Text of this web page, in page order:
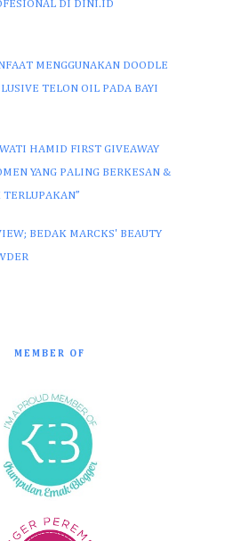
DI DINI.ID
MENGGUNAKAN DOODLE
TELON OIL PADA BAYI
HAMID FIRST GIVEAWAY
YANG PALING BERKESAN &
TERLUPAKAN”
BEDAK MARCKS' BEAUTY
MEMBER OF